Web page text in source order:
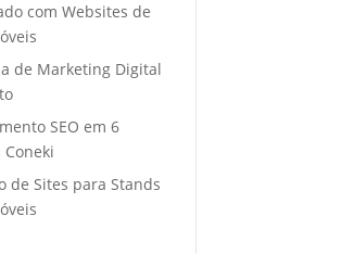
com Websites de
de Marketing Digital
SEO em 6
de Sites para Stands